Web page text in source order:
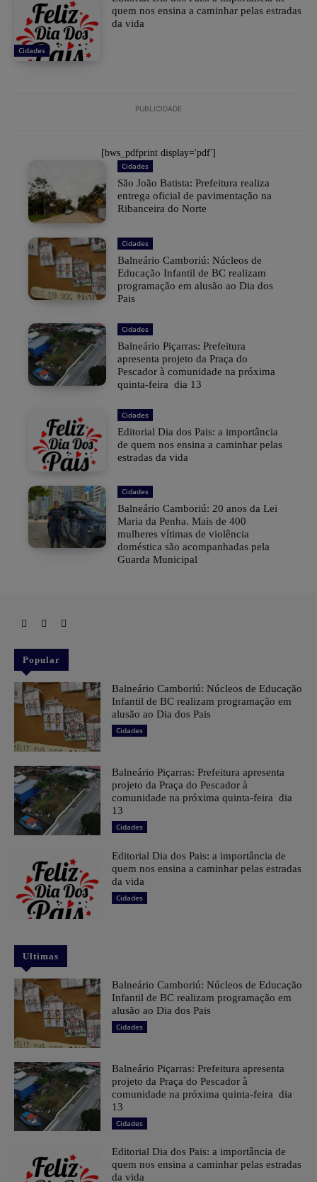
Cidades
quem nos ensina a caminhar pelas estradas
da vida
PUBLICIDADE
[bws_pdfprint display='pdf']
Cidades
São João Batista: Prefeitura realiza
entrega oficial de pavimentação na
Ribanceira do Norte
Cidades
Balneário Camboriú: Núcleos de
Educação Infantil de BC realizam
programação em alusão ao Dia dos
Pais
Cidades
Balneário Piçarras: Prefeitura
apresenta projeto da Praça do
Pescador à comunidade na próxima
quinta-feira dia 13
Cidades
Editorial Dia dos Pais: a importância
de quem nos ensina a caminhar pelas
estradas da vida
Cidades
Balneário Camboriú: 20 anos da Lei
Maria da Penha. Mais de 400
mulheres vítimas de violência
doméstica são acompanhadas pela
Guarda Municipal
Popular
Balneário Camboriú: Núcleos de Educação
Infantil de BC realizam programação em
alusão ao Dia dos Pais
Cidades
Balneário Piçarras: Prefeitura apresenta
projeto da Praça do Pescador à
comunidade na próxima quinta-feira dia
13
Cidades
Editorial Dia dos Pais: a importância de
quem nos ensina a caminhar pelas estradas
da vida
Cidades
Ultimas
Balneário Camboriú: Núcleos de Educação
Infantil de BC realizam programação em
alusão ao Dia dos Pais
Cidades
Balneário Piçarras: Prefeitura apresenta
projeto da Praça do Pescador à
comunidade na próxima quinta-feira dia
13
Cidades
Editorial Dia dos Pais: a importância de
quem nos ensina a caminhar pelas estradas
da vida